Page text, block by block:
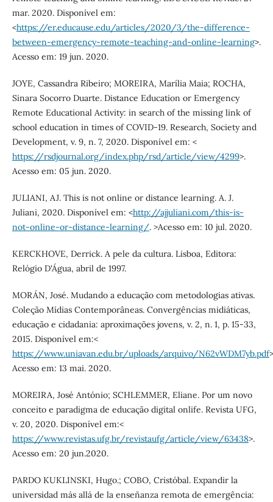
mar. 2020. Disponível em:
<https://er.educause.edu/articles/2020/3/the-difference-
between-emergency-remote-teaching-and-online-learning>.
Acesso em: 19 jun. 2020.
JOYE, Cassandra Ribeiro; MOREIRA, Marília Maia; ROCHA,
Sinara Socorro Duarte. Distance Education or Emergency
Remote Educational Activity: in search of the missing link of
school education in times of COVID-19. Research, Society and
Development, v. 9, n. 7, 2020. Disponível em: <
https://rsdjournal.org/index.php/rsd/article/view/4299>.
Acesso em: 05 jun. 2020.
JULIANI, AJ. This is not online or distance learning. A. J.
Juliani, 2020. Disponível em: <http://ajjuliani.com/this-is-
not-online-or-distance-learning/. >Acesso em: 10 jul. 2020.
KERCKHOVE, Derrick. A pele da cultura. Lisboa, Editora:
Relógio D'Água, abril de 1997.
MORÁN, José. Mudando a educação com metodologias ativas.
Coleção Mídias Contemporâneas. Convergências midiáticas,
educação e cidadania: aproximações jovens, v. 2, n. 1, p. 15-33,
2015. Disponível em:<
https://www.uniavan.edu.br/uploads/arquivo/N62vWDM7yb.pdf
Acesso em: 13 mai. 2020.
MOREIRA, José António; SCHLEMMER, Eliane. Por um novo
conceito e paradigma de educação digital onlife. Revista UFG,
v. 20, 2020. Disponível em:<
https://www.revistas.ufg.br/revistaufg/article/view/63438>.
Acesso em: 20 jun.2020.
PARDO KUKLINSKI, Hugo.; COBO, Cristóbal. Expandir la
universidad más allá de la enseñanza remota de emergência: